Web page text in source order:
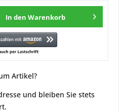
In den Warenkorb
Artikel?
und bleiben Sie stets